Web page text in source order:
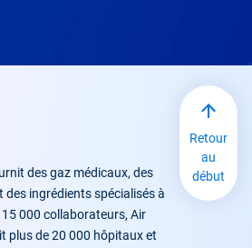
des gaz médicaux, des
ingrédients spécialisés à
000 collaborateurs, Air
plus de 20 000 hôpitaux et
Retour
au
début